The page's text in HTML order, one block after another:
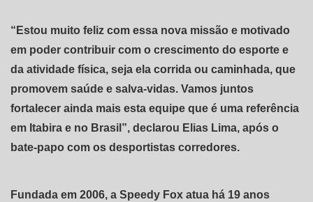
“Estou muito feliz com essa nova missão e motivado
em poder contribuir com o crescimento do esporte e
da atividade física, seja ela corrida ou caminhada, que
promovem saúde e salva-vidas. Vamos juntos
fortalecer ainda mais esta equipe que é uma referência
em Itabira e no Brasil”, declarou Elias Lima, após o
bate-papo com os desportistas corredores.
Fundada em 2006, a Speedy Fox atua há 19 anos